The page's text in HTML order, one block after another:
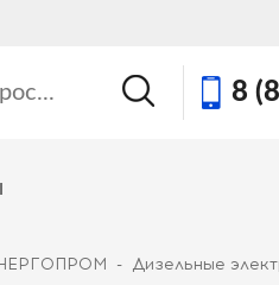
8
- Дизельные